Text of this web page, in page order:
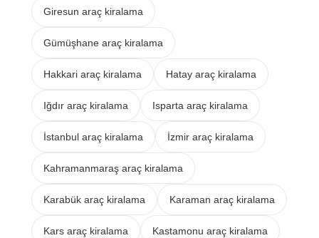
Giresun araç kiralama
Gümüşhane araç kiralama
Hakkari araç kiralama Hatay araç kiralama
Iğdır araç kiralama Isparta araç kiralama
İstanbul araç kiralama İzmir araç kiralama
Kahramanmaraş araç kiralama
Karabük araç kiralama Karaman araç kiralama
Kars araç kiralama Kastamonu araç kiralama